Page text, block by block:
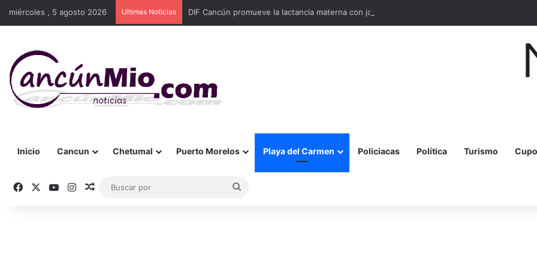
miércoles , 5 agosto 2026 Ultimas Noticias DIF Cancún promueve la lactancia materna con jornada para madres y embarazadas
Inicio Cancun Chetumal Puerto Morelos Playa del Carmen Policiacas Política Turismo
FacebookYouTubeInstagram
Publicación al azar